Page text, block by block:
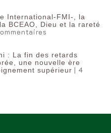
International-FMI-, la
BCEAO, Dieu et la rareté
: La fin des retards
une nouvelle ère
supérieur | 4